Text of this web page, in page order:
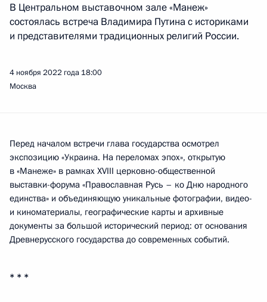
В Центральном выставочном зале «Манеж»
состоялась встреча Владимира Путина с историками
и представителями традиционных религий России.
4 ноября 2022 года 18:00
Москва
Перед началом встречи глава государства осмотрел
экспозицию «Украина. На переломах эпох», открытую
в «Манеже» в рамках XVIII церковно-общественной
выставки-форума «Православная Русь – ко Дню народного
единства» и объединяющую уникальные фотографии, видео-
и киноматериалы, географические карты и архивные
документы за большой исторический период: от основания
Древнерусского государства до современных событий.
* * *